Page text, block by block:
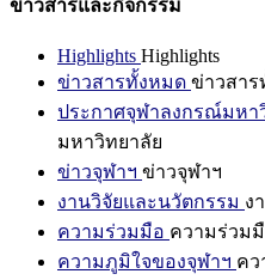
ข่าวสารและกิจกรรม
Highlights Highlights
ข่าวสารทั้งหมด ข่าวสา
ประกาศจุฬาลงกรณ์มหา
มหาวิทยาลัย
ข่าวจุฬาฯ ข่าวจุฬาฯ
งานวิจัยและนวัตกรรม ง
ความร่วมมือ ความร่วม
ความภูมิใจของจุฬาฯ คว